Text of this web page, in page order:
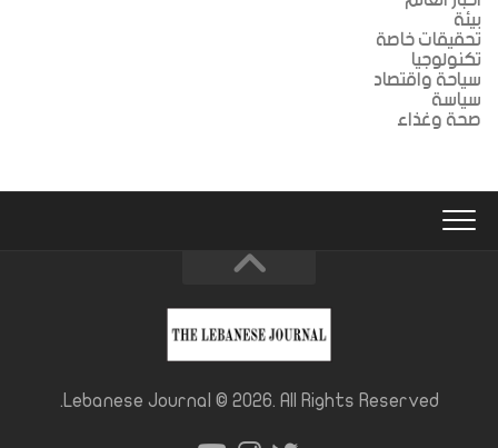
بيئة
تحقيقات خاصة
تكنولوجيا
سياحة واقتصاد
سياسة
صحة وغذاء
Lebanese Journal © 2026. All Rights Reserved.